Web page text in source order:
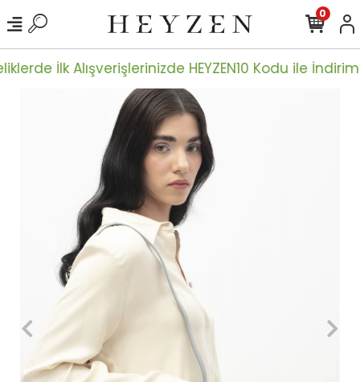
İlk Alışverişlerinizde HEYZEN10 Kodu ile
0